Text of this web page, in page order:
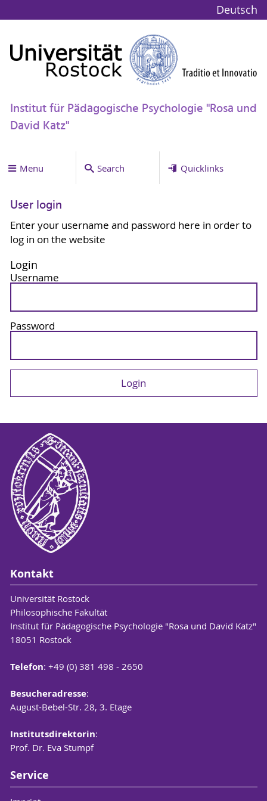
Deutsch
Institut für Pädagogische Psychologie "Rosa und
David Katz"
Menu Search Quicklinks
User login
Enter your username and password here in order to
log in on the website
Login
Username
Password
Kontakt
Universität Rostock
Philosophische Fakultät
Institut für Pädagogische Psychologie "Rosa und David Katz"
18051 Rostock
Telefon: +49 (0) 381 498 - 2650
Besucheradresse:
August-Bebel-Str. 28, 3. Etage
Institutsdirektorin:
Prof. Dr. Eva Stumpf
Service